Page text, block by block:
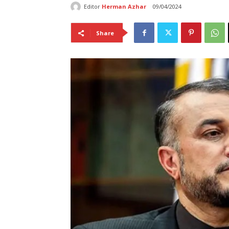
Editor Herman Azhar 09/04/2024
Share